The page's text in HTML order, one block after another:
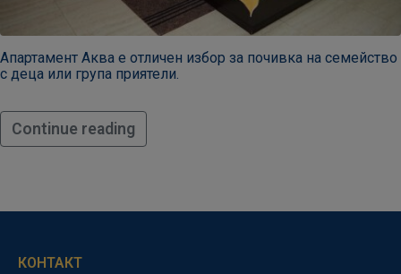
Апартамент Аква е отличен избор за почивка на семейство
с деца или група приятели.
Continue reading
КОНТАКТ